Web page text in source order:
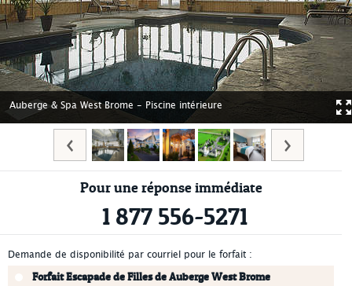
Auberge & Spa West Brome - Piscine intérieure
Pour une réponse immédiate
1 877 556-5271
Demande de disponibilité par courriel pour le forfait :
Forfait Escapade de Filles de Auberge West Brome